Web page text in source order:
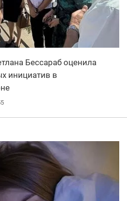
Бессараб оценила
инициатив в